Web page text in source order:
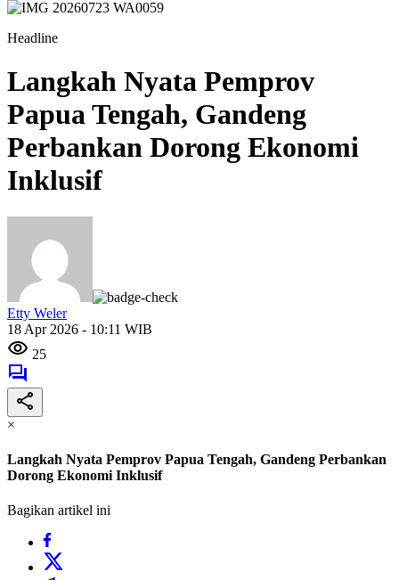
Headline
Langkah Nyata Pemprov
Papua Tengah, Gandeng
Perbankan Dorong Ekonomi
Inklusif
Etty Weler
18 Apr 2026 - 10:11 WIB
25
×
Langkah Nyata Pemprov Papua Tengah, Gandeng Perbankan
Dorong Ekonomi Inklusif
Bagikan artikel ini